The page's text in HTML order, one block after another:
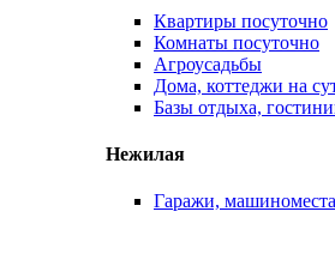
Квартиры посуточно
Комнаты посуточно
Агроусадьбы
Дома, коттеджи на
Базы отдыха,
Нежилая
Гаражи, машиноместа